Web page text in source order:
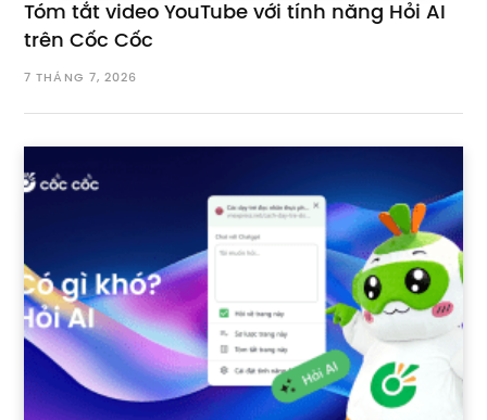
Tóm tắt video YouTube với tính năng Hỏi AI
trên Cốc Cốc
7 THÁNG 7, 2026